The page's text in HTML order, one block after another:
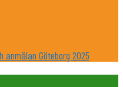
anmälan Göteborg 2025